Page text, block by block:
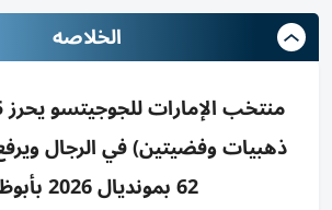
الخلاصه
ذهبيات وفضيتين) في الرجال
62 بمونديال 2026 بأبوظبي